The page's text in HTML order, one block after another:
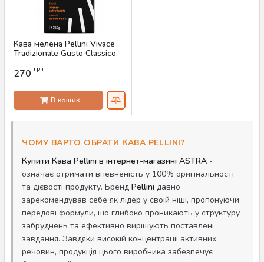
Кава мелена Pellini Vivace
Tradizionale Gusto Classico,
Артикул:
270 грн
В кошик
ЧОМУ ВАРТО ОБРАТИ КАВА PELLINI?
Купити Кава Pellini в інтернет-магазині ASTRA -
означає отримати впевненість у 100% оригінальності
та дієвості продукту. Бренд Pellini давно
зарекомендував себе як лідер у своїй ніші, пропонуючи
передові формули, що глибоко проникають у структуру
забруднень та ефективно вирішують поставлені
завдання. Завдяки високій концентрації активних
речовин, продукція цього виробника забезпечує